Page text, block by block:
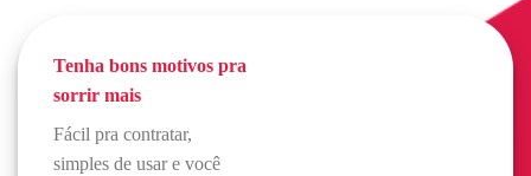
Tenha bons motivos pra
sorrir mais
Fácil pra contratar,
simples de usar e você